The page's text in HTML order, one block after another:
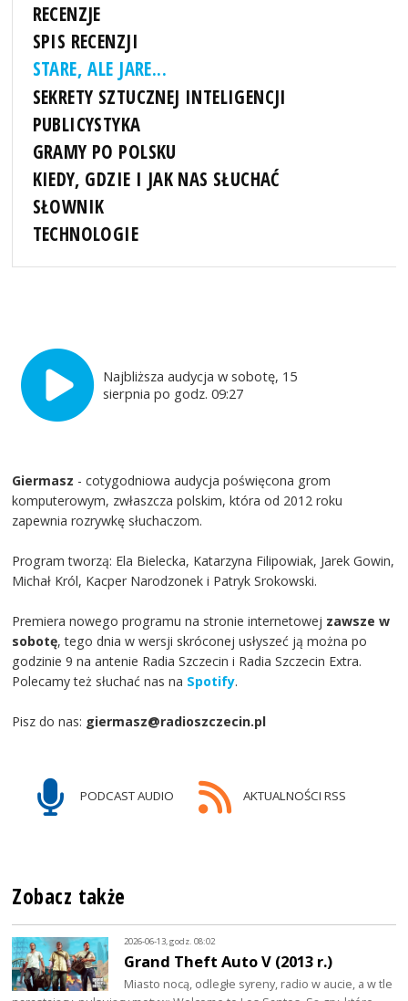
RECENZJE
SPIS RECENZJI
STARE, ALE JARE...
SEKRETY SZTUCZNEJ INTELIGENCJI
PUBLICYSTYKA
GRAMY PO POLSKU
KIEDY, GDZIE I JAK NAS SŁUCHAĆ
SŁOWNIK
TECHNOLOGIE
Najbliższa audycja w sobotę, 15
sierpnia po godz. 09:27
Giermasz - cotygodniowa audycja poświęcona grom
komputerowym, zwłaszcza polskim, która od 2012 roku
zapewnia rozrywkę słuchaczom.
Program tworzą: Ela Bielecka, Katarzyna Filipowiak, Jarek Gowin,
Michał Król, Kacper Narodzonek i Patryk Srokowski.
Premiera nowego programu na stronie internetowej zawsze w
sobotę, tego dnia w wersji skróconej usłyszeć ją można po
godzinie 9 na antenie Radia Szczecin i Radia Szczecin Extra.
Polecamy też słuchać nas na Spotify.
Pisz do nas: giermasz@radioszczecin.pl
PODCAST AUDIO AKTUALNOŚCI RSS
Zobacz także
2026-06-13, godz. 08:02
Grand Theft Auto V (2013 r.)
Miasto nocą, odległe syreny, radio w aucie, a w tle